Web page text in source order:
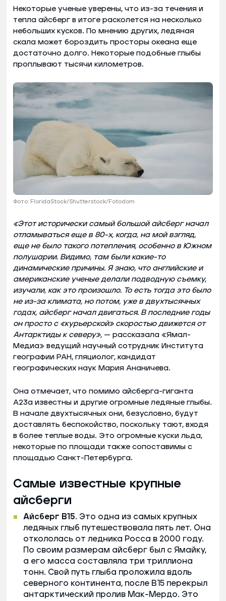
Некоторые ученые уверены, что из-за течения и
тепла айсберг в итоге расколется на несколько
небольших кусков. По мнению других, ледяная
скала может бороздить просторы океана еще
достаточно долго. Некоторые подобные глыбы
проплывают тысячи километров.
Фото: FloridaStock/Shutterstock/Fotodom
«Этот исторически самый большой айсберг начал
отламываться еще в 80-х, когда, на мой взгляд,
еще не было такого потепления, особенно в Южном
полушарии. Видимо, там были какие-то
динамические причины. Я знаю, что английские и
американские ученые делали подводную съемку,
изучали, как это произошло. То есть тогда это было
не из-за климата, но потом, уже в двухтысячных
годах, айсберг начал двигаться. В последние годы
он просто с «курьерской» скоростью движется от
Антарктиды к северу», — рассказала «Ямал-
Медиа» ведущий научный сотрудник Института
географии РАН, гляциолог, кандидат
географических наук Мария Ананичева.
Она отмечает, что помимо айсберга-гиганта
А23а известны и другие огромные ледяные глыбы.
В начале двухтысячных они, безусловно, будут
доставлять беспокойство, поскольку тают, входя
в более теплые воды. Это огромные куски льда,
некоторые по площади также сопоставимы с
площадью Санкт-Петербурга.
Самые известные крупные
айсберги
Айсберг В15. Это одна из самых крупных
ледяных глыб путешествовала пять лет. Она
откололась от ледника Росса в 2000 году.
По своим размерам айсберг был с Ямайку,
а его масса составляла три триллиона
тонн. Свой путь глыба проложила вдоль
северного континента, после В15 перекрыл
антарктический пролив Мак-Мердо. Это